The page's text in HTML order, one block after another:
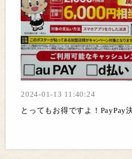
2024-01-13 11:40:24
とってもお得ですよ！PayPay